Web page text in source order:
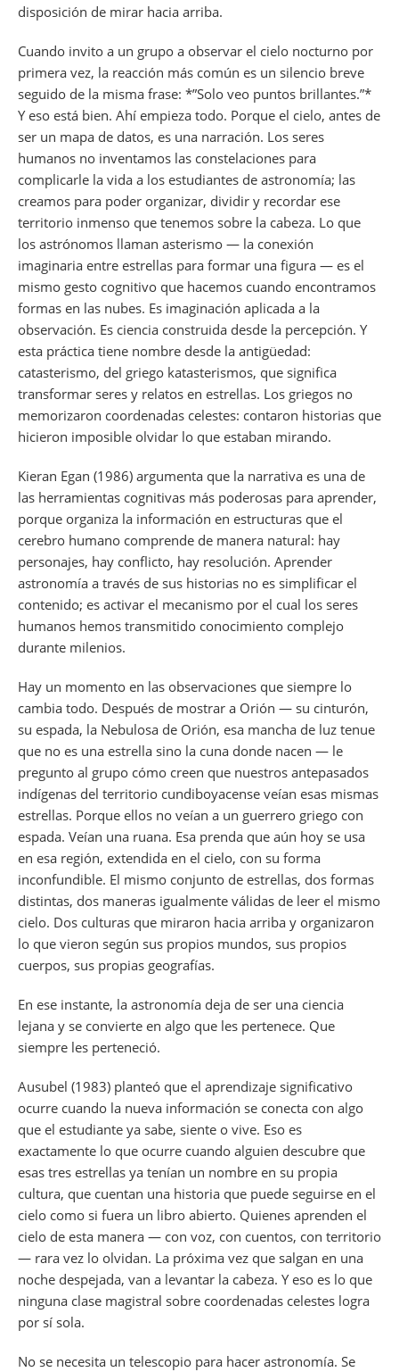
disposición de mirar hacia arriba.
Cuando invito a un grupo a observar el cielo nocturno por
primera vez, la reacción más común es un silencio breve
seguido de la misma frase: *”Solo veo puntos brillantes.”*
Y eso está bien. Ahí empieza todo. Porque el cielo, antes de
ser un mapa de datos, es una narración. Los seres
humanos no inventamos las constelaciones para
complicarle la vida a los estudiantes de astronomía; las
creamos para poder organizar, dividir y recordar ese
territorio inmenso que tenemos sobre la cabeza. Lo que
los astrónomos llaman asterismo — la conexión
imaginaria entre estrellas para formar una figura — es el
mismo gesto cognitivo que hacemos cuando encontramos
formas en las nubes. Es imaginación aplicada a la
observación. Es ciencia construida desde la percepción. Y
esta práctica tiene nombre desde la antigüedad:
catasterismo, del griego katasterismos, que significa
transformar seres y relatos en estrellas. Los griegos no
memorizaron coordenadas celestes: contaron historias que
hicieron imposible olvidar lo que estaban mirando.
Kieran Egan (1986) argumenta que la narrativa es una de
las herramientas cognitivas más poderosas para aprender,
porque organiza la información en estructuras que el
cerebro humano comprende de manera natural: hay
personajes, hay conflicto, hay resolución. Aprender
astronomía a través de sus historias no es simplificar el
contenido; es activar el mecanismo por el cual los seres
humanos hemos transmitido conocimiento complejo
durante milenios.
Hay un momento en las observaciones que siempre lo
cambia todo. Después de mostrar a Orión — su cinturón,
su espada, la Nebulosa de Orión, esa mancha de luz tenue
que no es una estrella sino la cuna donde nacen — le
pregunto al grupo cómo creen que nuestros antepasados
indígenas del territorio cundiboyacense veían esas mismas
estrellas. Porque ellos no veían a un guerrero griego con
espada. Veían una ruana. Esa prenda que aún hoy se usa
en esa región, extendida en el cielo, con su forma
inconfundible. El mismo conjunto de estrellas, dos formas
distintas, dos maneras igualmente válidas de leer el mismo
cielo. Dos culturas que miraron hacia arriba y organizaron
lo que vieron según sus propios mundos, sus propios
cuerpos, sus propias geografías.
En ese instante, la astronomía deja de ser una ciencia
lejana y se convierte en algo que les pertenece. Que
siempre les perteneció.
Ausubel (1983) planteó que el aprendizaje significativo
ocurre cuando la nueva información se conecta con algo
que el estudiante ya sabe, siente o vive. Eso es
exactamente lo que ocurre cuando alguien descubre que
esas tres estrellas ya tenían un nombre en su propia
cultura, que cuentan una historia que puede seguirse en el
cielo como si fuera un libro abierto. Quienes aprenden el
cielo de esta manera — con voz, con cuentos, con territorio
— rara vez lo olvidan. La próxima vez que salgan en una
noche despejada, van a levantar la cabeza. Y eso es lo que
ninguna clase magistral sobre coordenadas celestes logra
por sí sola.
No se necesita un telescopio para hacer astronomía. Se